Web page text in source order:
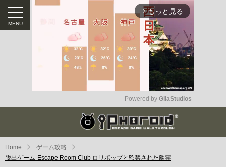
arrow_forward_ios もっと見る
Mute
Powered by GliaStudios
Home
ゲーム攻略
脱出ゲーム-Escape Room Club ロリポップと監禁された幽霊